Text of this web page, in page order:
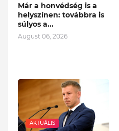
Már a honvédség is a
helyszínen: továbbra is
súlyos a...
August 06, 2026
AKTUÁLIS